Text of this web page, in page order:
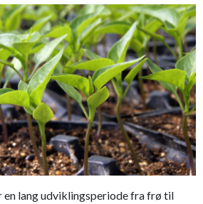
lang udviklingsperiode fra frø til